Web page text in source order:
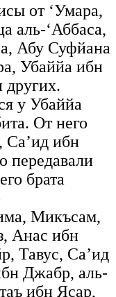
от ‘Умара,
аль-‘Аббаса,
Абу Суфйана
Убаййа ибн
других.
у Убаййа
От него
ибн
передавали
брата
Микъсам,
Анас ибн
Тавус, Са’ид
Джабр, аль-
ибн Ясар,